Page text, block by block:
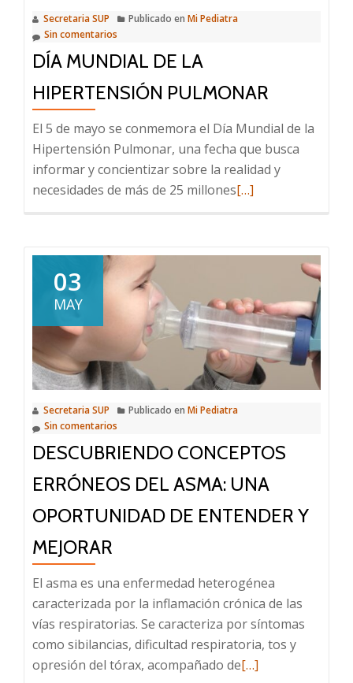
Secretaria SUP Publicado en Mi Pediatra
Sin comentarios
DÍA MUNDIAL DE LA
HIPERTENSIÓN PULMONAR
El 5 de mayo se conmemora el Día Mundial de la
Hipertensión Pulmonar, una fecha que busca
informar y concientizar sobre la realidad y
necesidades de más de 25 millonesLeer
la
Hipertensión
Pulmonar
[…]
03
MAY
Secretaria SUP Publicado en Mi Pediatra
Sin comentarios
DESCUBRIENDO CONCEPTOS
ERRÓNEOS DEL ASMA: UNA
OPORTUNIDAD DE ENTENDER Y
MEJORAR
El asma es una enfermedad heterogénea
caracterizada por la inflamación crónica de las
vías respiratorias. Se caracteriza por síntomas
como sibilancias, dificultad respiratoria, tos y
opresión del tórax, acompañado deLeer
[…]